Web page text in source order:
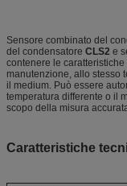
Sensore combinato del
del condensatore CLS2 e
contenere le
manutenzione, allo stesso
il medium. Può essere
temperatura differente o il
scopo della misura
Caratteristiche